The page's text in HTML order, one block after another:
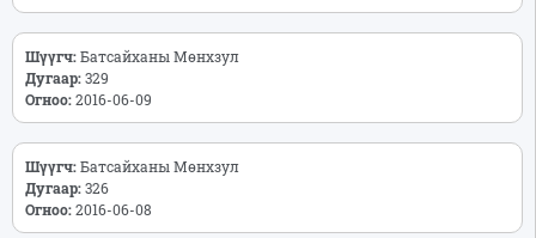
Шүүгч:Батсайханы Мөнхзул
Дугаар:329
Огноо:2016-06-09
Шүүгч:Батсайханы Мөнхзул
Дугаар:326
Огноо:2016-06-08